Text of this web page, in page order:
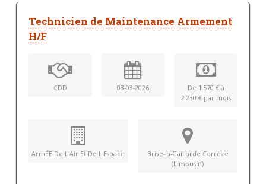
Technicien de Maintenance Armement
H/F
CDD 03-03-2026
De 1 570 € à
2 230 € par mois
ArmÉE De L'Air Et De L'Espace
Brive-la-Gaillarde Corrèze
(Limousin)